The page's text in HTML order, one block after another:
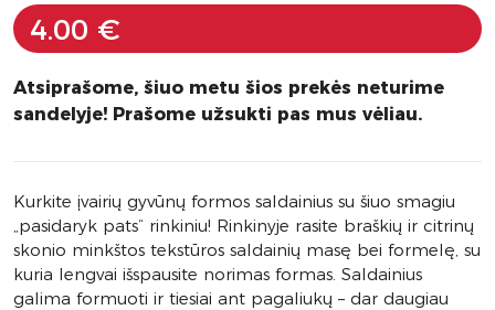
4.00 €
Atsiprašome, šiuo metu šios prekės neturime
sandelyje! Prašome užsukti pas mus vėliau.
Kurkite įvairių gyvūnų formos saldainius su šiuo smagiu
„pasidaryk pats“ rinkiniu! Rinkinyje rasite braškių ir citrinų
skonio minkštos tekstūros saldainių masę bei formelę, su
kuria lengvai išspausite norimas formas. Saldainius
galima formuoti ir tiesiai ant pagaliukų – dar daugiau